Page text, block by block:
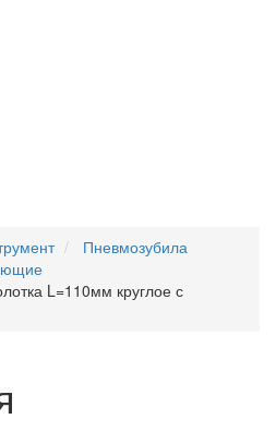
Пневмозубила
L=110мм круглое с